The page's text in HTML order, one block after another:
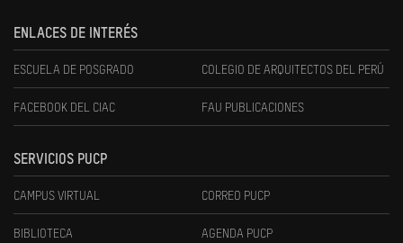
ENLACES DE INTERÉS
ESCUELA DE POSGRADO COLEGIO DE ARQUITECTOS DEL PERÚ
FACEBOOK DEL CIAC FAU PUBLICACIONES
SERVICIOS PUCP
CAMPUS VIRTUAL CORREO PUCP
BIBLIOTECA AGENDA PUCP